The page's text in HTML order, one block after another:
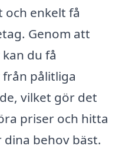
enkelt få
Genom att
du få
pålitliga
vilket gör det
priser och hitta
dina behov bäst.